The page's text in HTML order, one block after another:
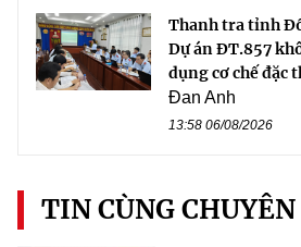
Thanh tra tỉnh
Dự án ĐT.857
dụng cơ chế đặc
Đan Anh
13:58 06/08/2026
TIN CÙNG